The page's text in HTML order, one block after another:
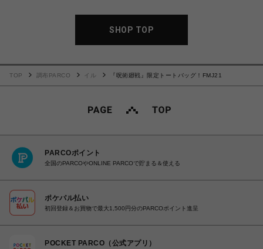
SHOP TOP
TOP 調布PARCO イル 『呪術廻戦』限定トートバッグ！FMJ21
PARCOポイント
全国のPARCOやONLINE PARCOで貯まる＆使える
ポケパル払い
初回登録＆お買物で最大1,500円分のPARCOポイント進呈
POCKET PARCO（公式アプリ）